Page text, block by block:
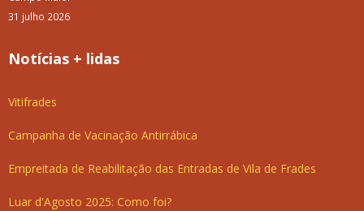
31 julho 2026
Notícias + lidas
Vitifrades
Campanha de Vacinação Antirrábica
Empreitada de Reabilitação das Entradas de Vila de Frades
Luar d'Agosto 2025: Como foi?